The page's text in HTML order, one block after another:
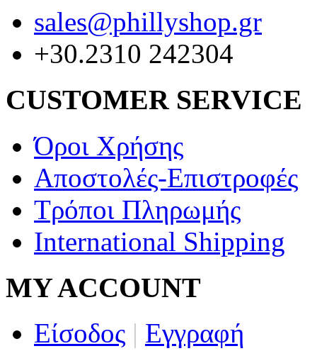
sales@phillyshop.gr
+30.2310 242304
CUSTOMER SERVICE
Όροι Χρήσης
Αποστολές-Επιστροφές
Τρόποι Πληρωμής
International Shipping
MY ACCOUNT
Είσοδος | Εγγραφή